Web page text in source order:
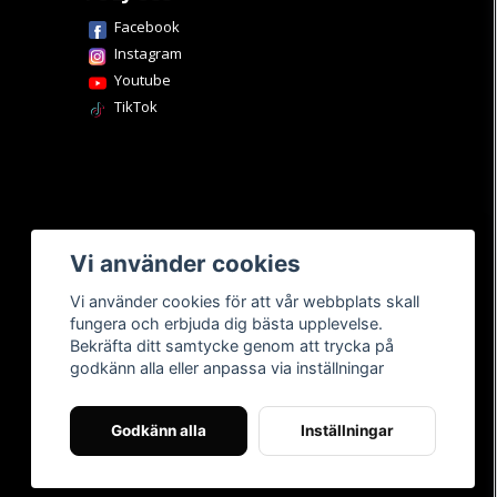
Facebook
Instagram
Youtube
TikTok
Vi använder cookies
Vi använder cookies för att vår webbplats skall
fungera och erbjuda dig bästa upplevelse.
Bekräfta ditt samtycke genom att trycka på
godkänn alla eller anpassa via inställningar
Godkänn alla Inställningar